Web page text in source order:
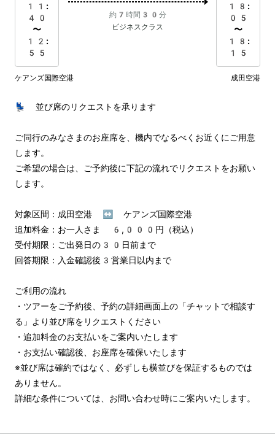
11:
40
〜
12:
55
約7時間30分
ビジネスクラス
18:
05
〜
18:
15
ケアンズ国際空港 成田空港
💺 並び席のリクエストを承ります
ご同行のみなさまのお座席を、機内でなるべくお近くにご用意
します。
ご希望の場合は、ご予約後に下記の流れでリクエストをお願い
します。
対象区間：成田空港 ↔︎ ケアンズ国際空港
追加料金：お一人さま 6,000円（税込）
受付期限：ご出発日の30日前まで
回答期限：入金確認後3営業日以内まで
ご利用の流れ
・ツアーをご予約後、予約の詳細画面上の「チャットで相談す
る」より並び席をリクエストください
・追加料金のお支払いをご案内いたします
・お支払い確認後、お座席を確保いたします
※並び席は確約ではなく、必ずしも横並びを保証するものでは
ありません。
詳細な条件については、お問い合わせ時にご案内いたします。